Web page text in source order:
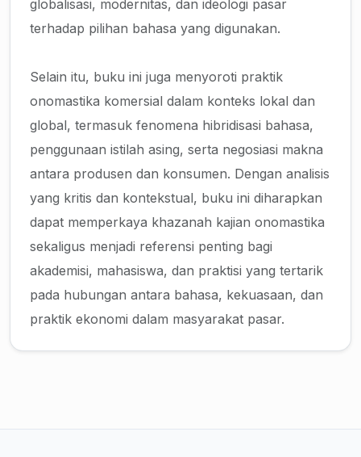
globalisasi, modernitas, dan ideologi pasar
terhadap pilihan bahasa yang digunakan.
Selain itu, buku ini juga menyoroti praktik
onomastika komersial dalam konteks lokal dan
global, termasuk fenomena hibridisasi bahasa,
penggunaan istilah asing, serta negosiasi makna
antara produsen dan konsumen. Dengan analisis
yang kritis dan kontekstual, buku ini diharapkan
dapat memperkaya khazanah kajian onomastika
sekaligus menjadi referensi penting bagi
akademisi, mahasiswa, dan praktisi yang tertarik
pada hubungan antara bahasa, kekuasaan, dan
praktik ekonomi dalam masyarakat pasar.